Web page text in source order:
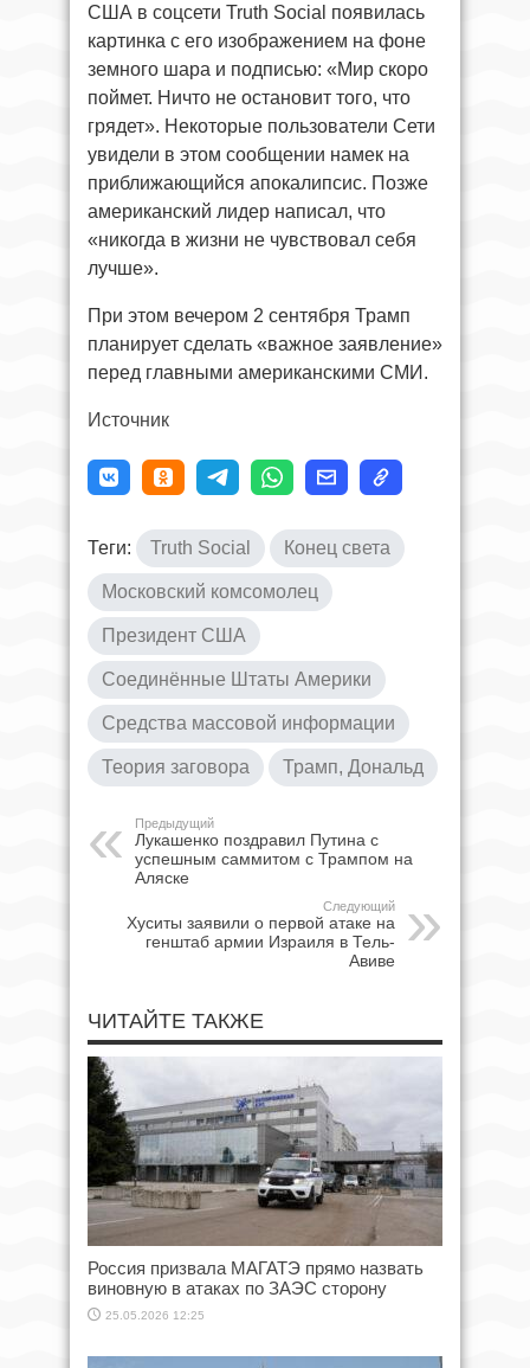
США в соцсети Truth Social появилась
картинка с его изображением на фоне
земного шара и подписью: «Мир скоро
поймет. Ничто не остановит того, что
грядет». Некоторые пользователи Сети
увидели в этом сообщении намек на
приближающийся апокалипсис. Позже
американский лидер написал, что
«никогда в жизни не чувствовал себя
лучше».
При этом вечером 2 сентября Трамп
планирует сделать «важное заявление»
перед главными американскими СМИ.
Источник
Теги: Truth Social Конец света
Московский комсомолец
Президент США
Соединённые Штаты Америки
Средства массовой информации
Теория заговора Трамп, Дональд
Предыдущий
Лукашенко поздравил Путина с
успешным саммитом с Трампом на
Аляске
Следующий
Хуситы заявили о первой атаке на
генштаб армии Израиля в Тель-
Авиве
ЧИТАЙТЕ ТАКЖЕ
Россия призвала МАГАТЭ прямо назвать
виновную в атаках по ЗАЭС сторону
25.05.2026 12:25